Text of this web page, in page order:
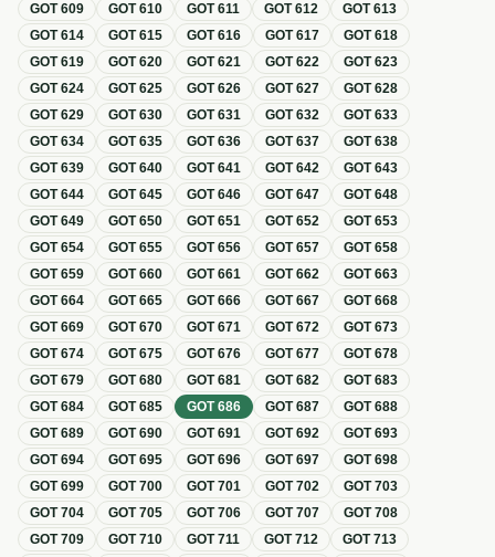
GOT609 GOT610 GOT611 GOT612 GOT613
GOT614 GOT615 GOT616 GOT617 GOT618
GOT619 GOT620 GOT621 GOT622 GOT623
GOT624 GOT625 GOT626 GOT627 GOT628
GOT629 GOT630 GOT631 GOT632 GOT633
GOT634 GOT635 GOT636 GOT637 GOT638
GOT639 GOT640 GOT641 GOT642 GOT643
GOT644 GOT645 GOT646 GOT647 GOT648
GOT649 GOT650 GOT651 GOT652 GOT653
GOT654 GOT655 GOT656 GOT657 GOT658
GOT659 GOT660 GOT661 GOT662 GOT663
GOT664 GOT665 GOT666 GOT667 GOT668
GOT669 GOT670 GOT671 GOT672 GOT673
GOT674 GOT675 GOT676 GOT677 GOT678
GOT679 GOT680 GOT681 GOT682 GOT683
GOT684 GOT685 GOT686 GOT687 GOT688
GOT689 GOT690 GOT691 GOT692 GOT693
GOT694 GOT695 GOT696 GOT697 GOT698
GOT699 GOT700 GOT701 GOT702 GOT703
GOT704 GOT705 GOT706 GOT707 GOT708
GOT709 GOT710 GOT711 GOT712 GOT713